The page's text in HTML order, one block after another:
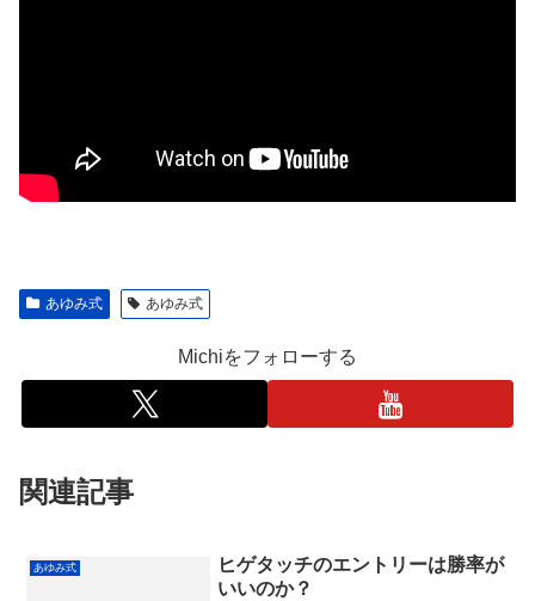
あゆみ式 あゆみ式
Michiをフォローする
関連記事
あゆみ式
ヒゲタッチのエントリーは勝率が
いいのか？